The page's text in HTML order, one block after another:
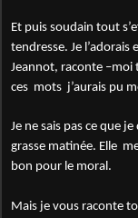
Et puis soudain tout
tendresse. Je
Jeannot, raconte –moi
ces mots j’aurais pu
Je ne sais pas ce que
grasse matinée. Elle
bon pour le moral.
Mais je vous raconte